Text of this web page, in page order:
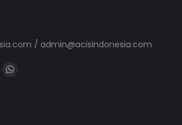
/ admin@acisindonesia.com
Whatsapp